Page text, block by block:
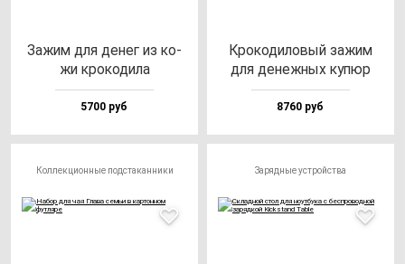
Зажим для де­нег из ко­
жи кро­ко­ди­ла
5700 руб
Кро­ко­ди­ло­вый за­жим
для де­неж­ных ку­пюр
8760 руб
Коллекционные подстаканники Зарядные устройства